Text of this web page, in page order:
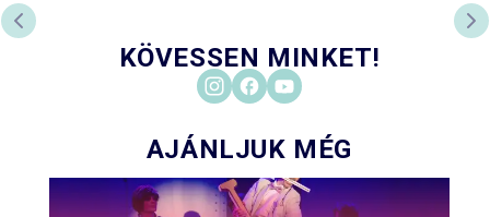
PREVIOUS SLIDE
KÖVESSEN MINKET!
AJÁNLJUK MÉG